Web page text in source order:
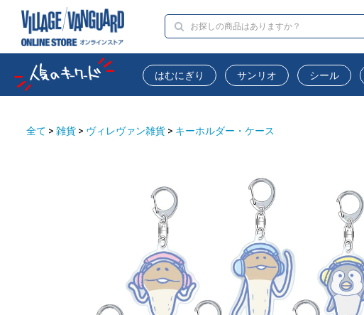
はむにぎり サンリオ シール
全て > 雑貨 > ヴィレヴァン雑貨 > キーホルダー・ケース